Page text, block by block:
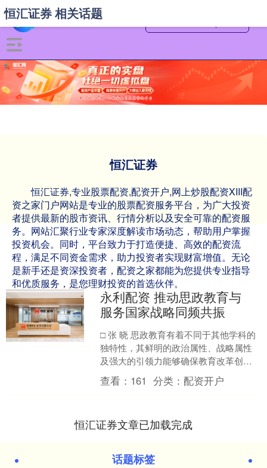
恒汇证券
恒汇证券,专业股票配资,配资开户,网上炒股配资XIII‌配
资之家门户网站是专业的股票配资服务平台，为广大投资
者提供最新的股市资讯、行情分析以及安全可靠的配资服
务。网站汇聚行业专家深度解读市场动态，帮助用户掌握
投资机会。同时，平台致力于打造便捷、高效的配资流
程，满足不同资金需求，助力投资者实现财富增值。无论
是新手还是资深投资者，配资之家都能为您提供专业指导
和优质服务，是您理财投资的首选伙伴。
恒汇证券 相关话题
永利配资 推动思政教育与
服务国家战略同频共振
□ 张 晓 思政教育有着不同于其他学科的
独特性，其鲜明的政治属性、战略属性
及强大的引领力能够确保教育改革创新
始终聚焦“为党育人、为国育才”这一根本
目标，致力于回....
查看： 161 分类：配资开户
恒汇证券文章已加载完成
话题标签